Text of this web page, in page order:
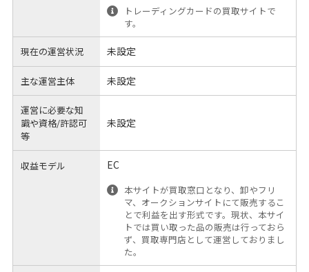
トレーディングカードの買取サイトで
す。
現在の運営状況 未設定
主な運営主体 未設定
運営に必要な知
識や資格/許認可
等
未設定
収益モデル EC
本サイトが買取窓口となり、卸やフリ
マ、オークションサイトにて販売するこ
とで利益を出す形式です。現状、本サイ
トでは買い取った品の販売は行っておら
ず、買取専門店として運営しておりまし
た。